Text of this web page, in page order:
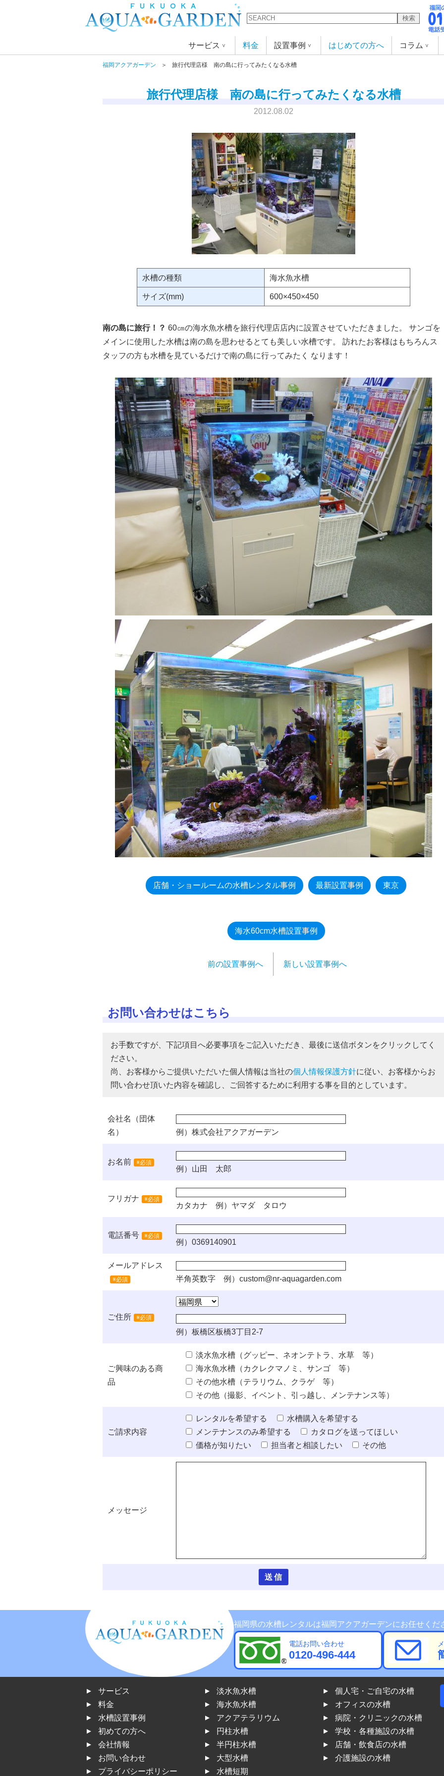
検索
サービス 料金 設置事例 はじめての方へ コラム
福岡アクアガーデン 旅行代理店様 南の島に行ってみたくなる水槽
旅行代理店様 南の島に行ってみたくなる水槽
2012.08.02
水槽の種類 海水魚水槽
サイズ(mm) 600×450×450
南の島に旅行！？ 60㎝の海水魚水槽を旅行代理店店内に設置させていただきました。 サンゴを
メインに使用した水槽は南の島を思わせるとても美しい水槽です。 訪れたお客様はもちろんス
タッフの方も水槽を見ているだけで南の島に行ってみたく なります！
店舗・ショールームの水槽レンタル事例 最新設置事例 東京
海水60cm水槽設置事例
前の設置事例へ 新しい設置事例へ
お問い合わせはこちら
お手数ですが、下記項目へ必要事項をご記入いただき、最後に送信ボタンをクリックしてく
ださい。
尚、お客様からご提供いただいた個人情報は当社の個人情報保護方針に従い、お客様からお
問い合わせ頂いた内容を確認し、ご回答するために利用する事を目的としています。
会社名（団体
名）
例）株式会社アクアガーデン
お名前 ※必須
例）山田 太郎
フリガナ ※必須
カタカナ 例）ヤマダ タロウ
電話番号 ※必須
例）0369140901
メールアドレス
※必須 半角英数字 例） custom@nr-aquagarden.com
ご住所 ※必須
例）板橋区板橋3丁目2-7
ご興味のある商
品
淡水魚水槽（グッピー、ネオンテトラ、水草 等）
海水魚水槽（カクレクマノミ、サンゴ 等）
その他水槽（テラリウム、クラゲ 等）
その他（撮影、イベント、引っ越し、メンテナンス等）
ご請求内容
レンタルを希望する
水槽購入を希望する
メンテナンスのみ希望する
カタログを送ってほしい
価格が知りたい
担当者と相談したい その他
メッセージ
福岡県の水槽レンタルは福岡アクアガーデンにお任せくだ
電話お問い合わせ
0120-496-444
サービス
料金
水槽設置事例
初めての方へ
会社情報
お問い合わせ
プライバシーポリシー
淡水魚水槽
海水魚水槽
アクアテラリウム
円柱水槽
半円柱水槽
大型水槽
水槽短期
個人宅・ご自宅の水槽
オフィスの水槽
病院・クリニックの水槽
学校・各種施設の水槽
店舗・飲食店の水槽
介護施設の水槽